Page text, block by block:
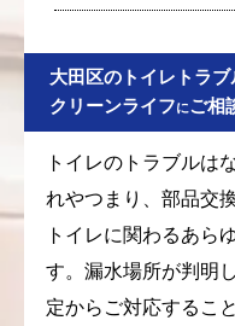
大田区のトイレトラブ
クリーンライフにご相
トイレのトラブルは
れやつまり、部品交
トイレに関わるあら
す。漏水場所が判明
定からご対応するこ